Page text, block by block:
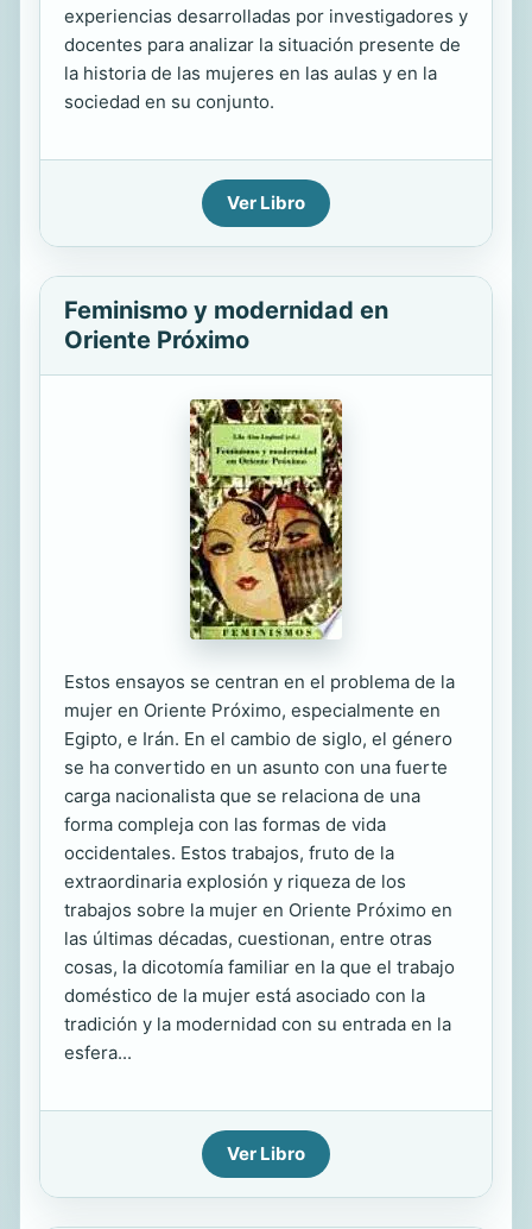
experiencias desarrolladas por investigadores y
docentes para analizar la situación presente de
la historia de las mujeres en las aulas y en la
sociedad en su conjunto.
Ver Libro
Feminismo y modernidad en
Oriente Próximo
Estos ensayos se centran en el problema de la
mujer en Oriente Próximo, especialmente en
Egipto, e Irán. En el cambio de siglo, el género
se ha convertido en un asunto con una fuerte
carga nacionalista que se relaciona de una
forma compleja con las formas de vida
occidentales. Estos trabajos, fruto de la
extraordinaria explosión y riqueza de los
trabajos sobre la mujer en Oriente Próximo en
las últimas décadas, cuestionan, entre otras
cosas, la dicotomía familiar en la que el trabajo
doméstico de la mujer está asociado con la
tradición y la modernidad con su entrada en la
esfera...
Ver Libro